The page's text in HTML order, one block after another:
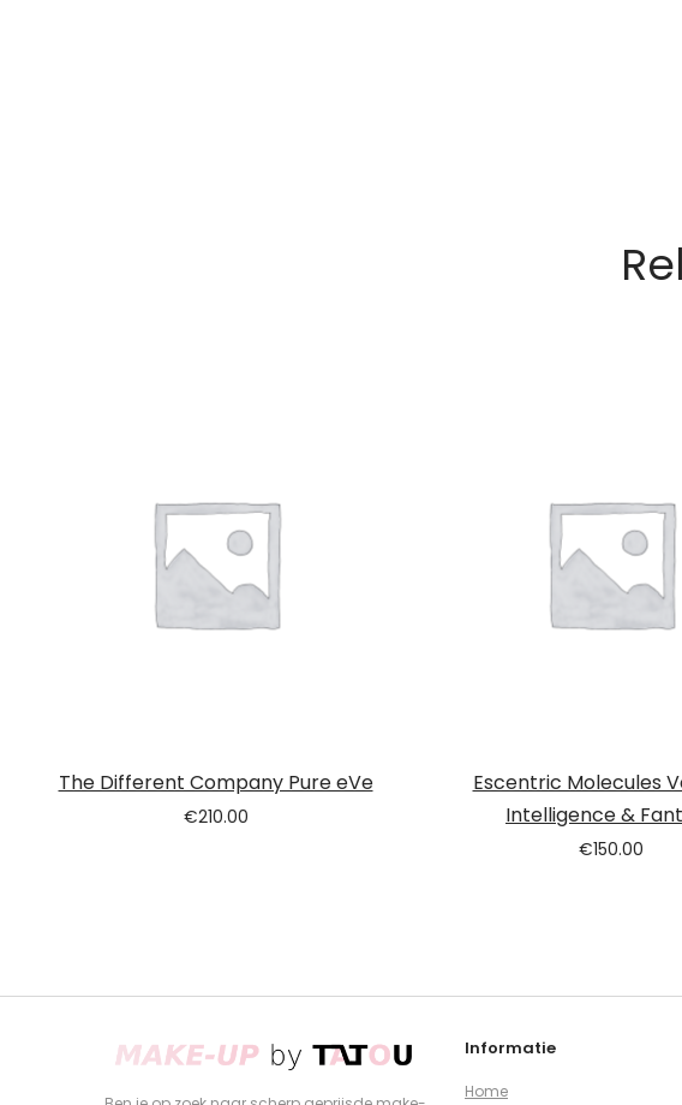
The Different Company Pure eVe
€210.00
Escentric Molecules
Intelligence &
€150.00
Informatie
Home